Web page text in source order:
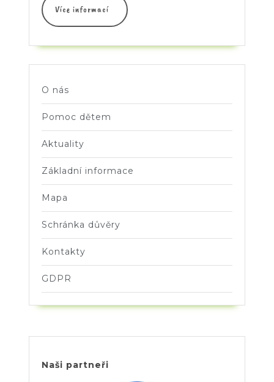
Více informací
Více
informací
O nás
Pomoc dětem
Aktuality
Základní informace
Mapa
Schránka důvěry
Kontakty
GDPR
Naši partneři